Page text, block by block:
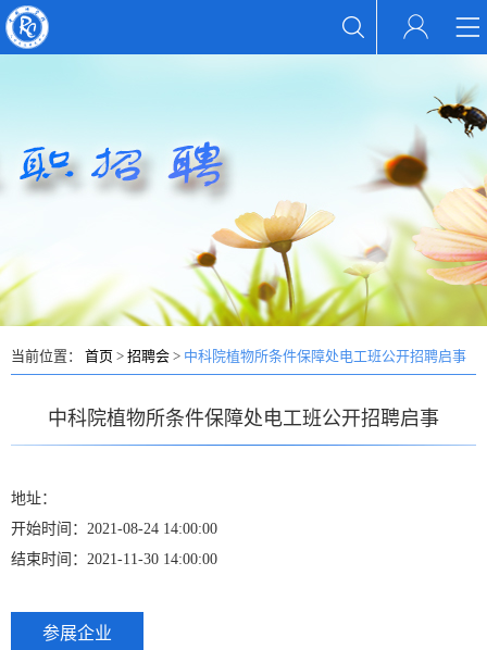
当前位置： 首页 > 招聘会 > 中科院植物所条件保障处电工班公开招聘启事
中科院植物所条件保障处电工班公开招聘启事
地址：
开始时间：2021-08-24 14:00:00
结束时间：2021-11-30 14:00:00
参展企业